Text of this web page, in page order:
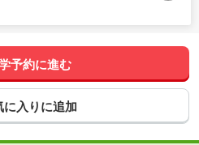
予約に進む